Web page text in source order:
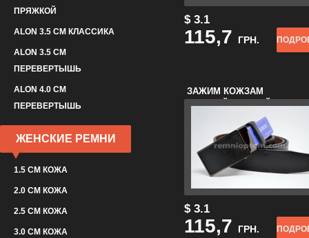
ПРЯЖКОЙ
ALON 3.5 СМ КЛАССИКА
ALON 3.5 СМ
ПЕРЕВЕРТЫШЬ
ALON 4.0 СМ
ПЕРЕВЕРТЫШЬ
ЖЕНСКИЕ РЕМНИ
1.5 СМ КОЖА
2.0 СМ КОЖА
2.5 СМ КОЖА
3.0 СМ КОЖА
$ 3.1
115,7 ГРН.
ЗАЖИМ КОЖЗАМ
ГЛАДКИЙ ЧЕРНЫЙ
$ 3.1
115,7 ГРН.